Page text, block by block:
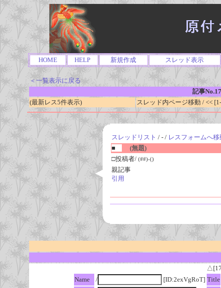
HOME HELP 新規作成 スレッド表示
＜一覧表示に戻る
記事
(最新レス5件表示)
スレッド内ページ移動 / <<
スレッドリスト / - / レスフォームへ移
■
(無題)
□投稿者/ (##)-()
親記事
引用
Name
/ [ID:2exVgRoT] Title